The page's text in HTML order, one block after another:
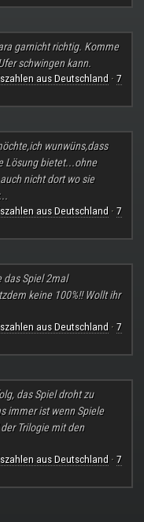
garnicht richtig. Komme
schwingen kann.
aus Deutschland · 7
wunwüns,dass
Lösung bietet...ohne
nicht dort wo sie
aus Deutschland · 7
das Spiel 2mal
keine 100%!! Wollt ihr
aus Deutschland · 7
das Spiel droht zu
immer ist wenn Spiele
Trilogie mit den
aus Deutschland · 7